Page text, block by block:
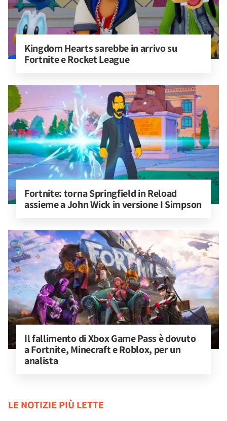
Kingdom Hearts sarebbe in arrivo su
Fortnite e Rocket League
Fortnite: torna Springfield in Reload
assieme a John Wick in versione I Simpson
Il fallimento di Xbox Game Pass è dovuto
a Fortnite, Minecraft e Roblox, per un
analista
LE NOTIZIE PIÙ LETTE